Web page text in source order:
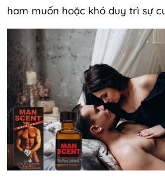
ham muốn hoặc khó duy trì sự